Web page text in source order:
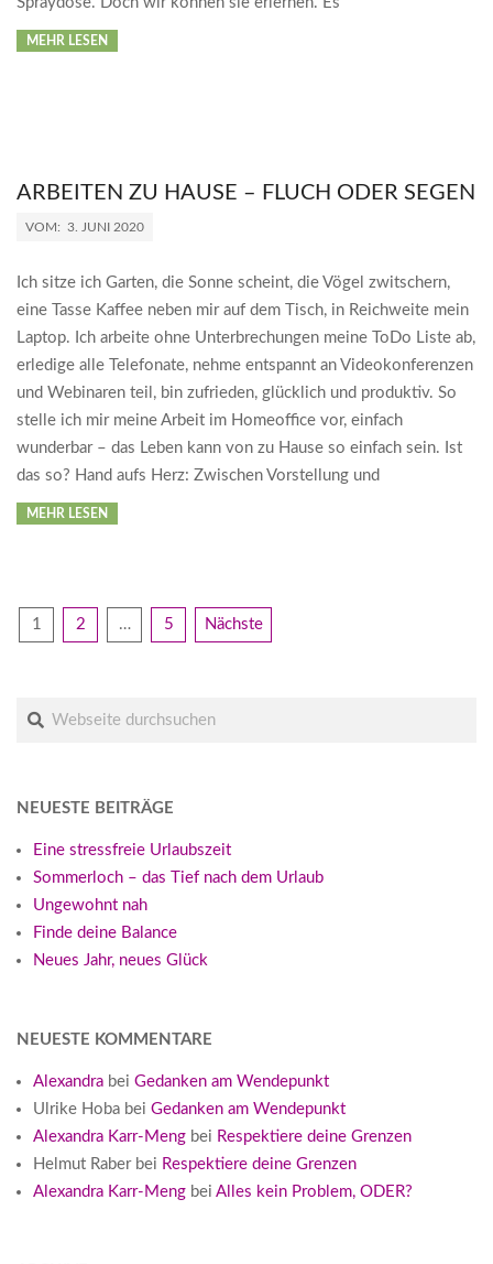
MEHR LESEN
ARBEITEN ZU HAUSE – FLUCH ODER SEGEN
2020-
03
VOM: 3. JUNI 2020
Ich sitze ich Garten, die Sonne scheint, die Vögel zwitschern,
eine Tasse Kaffee neben mir auf dem Tisch, in Reichweite mein
Laptop. Ich arbeite ohne Unterbrechungen meine ToDo Liste ab,
erledige alle Telefonate, nehme entspannt an Videokonferenzen
und Webinaren teil, bin zufrieden, glücklich und produktiv. So
stelle ich mir meine Arbeit im Homeoffice vor, einfach
wunderbar – das Leben kann von zu Hause so einfach sein. Ist
das so? Hand aufs Herz: Zwischen Vorstellung und
MEHR LESEN
BEITRAGSNAVIGATION
1 2 … 5 Nächste
NEUESTE BEITRÄGE
Eine stressfreie Urlaubszeit
Sommerloch – das Tief nach dem Urlaub
Ungewohnt nah
Finde deine Balance
Neues Jahr, neues Glück
NEUESTE KOMMENTARE
Alexandra bei Gedanken am Wendepunkt
Ulrike Hoba bei Gedanken am Wendepunkt
Alexandra Karr-Meng bei Respektiere deine Grenzen
Helmut Raberbei Respektiere deine Grenzen
Alexandra Karr-Meng bei Alles kein Problem, ODER?